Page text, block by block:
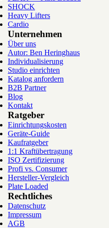
SHOCK
Heavy Lifters
Cardio
Unternehmen
Über uns
Autor: Ben Heringhaus
Individualisierung
Studio einrichten
Katalog anfordern
B2B Partner
Blog
Kontakt
Ratgeber
Einrichtungskosten
Geräte-Guide
Kaufratgeber
1:1 Kraftübertragung
ISO Zertifizierung
Profi vs. Consumer
Hersteller-Vergleich
Plate Loaded
Rechtliches
Datenschutz
Impressum
AGB